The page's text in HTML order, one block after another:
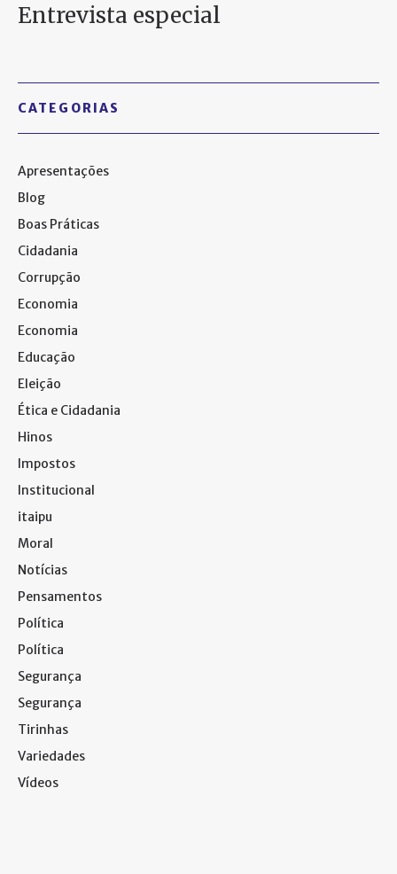
Entrevista especial
CATEGORIAS
Apresentações
Blog
Boas Práticas
Cidadania
Corrupção
Economia
Economia
Educação
Eleição
Ética e Cidadania
Hinos
Impostos
Institucional
itaipu
Moral
Notícias
Pensamentos
Política
Política
Segurança
Segurança
Tirinhas
Variedades
Vídeos